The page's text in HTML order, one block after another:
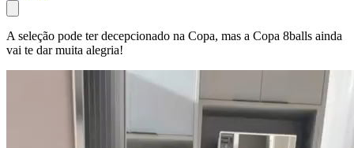
A seleção pode ter decepcionado na Copa, mas a Copa 8balls ainda
vai te dar muita alegria!